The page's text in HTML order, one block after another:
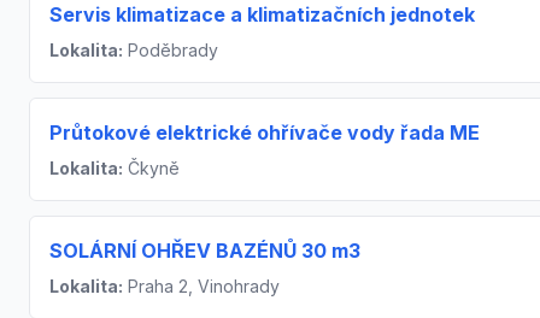
Servis klimatizace a klimatizačních jednotek
Lokalita: Poděbrady
Průtokové elektrické ohřívače vody řada ME
Lokalita: Čkyně
SOLÁRNÍ OHŘEV BAZÉNŮ 30 m3
Lokalita: Praha 2, Vinohrady